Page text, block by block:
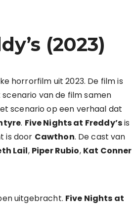
(2023)
horrorfilm uit 2023. De film is
van de film samen
scenario op een verhaal dat
. Five Nights at Freddy’sis
is door Cawthon. De cast van
Lail, Piper Rubio, Kat Conner
uitgebracht. Five Nights at